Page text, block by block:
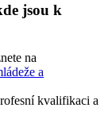
jsou k
na
a
kvalifikaci a